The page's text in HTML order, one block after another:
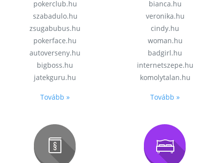
pokerclub.hu
szabadulo.hu
zsugabubus.hu
pokerface.hu
autoverseny.hu
bigboss.hu
jatekguru.hu
Tovább »
bianca.hu
veronika.hu
cindy.hu
woman.hu
badgirl.hu
internetszepe.hu
komolytalan.hu
Tovább »